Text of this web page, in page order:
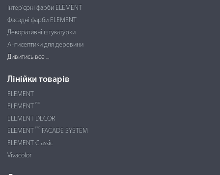
Інтер'єрні фарби ELEMENT
Фасадні фарби ELEMENT
Декоративні штукатурки
Антисептики для деревини
Дивитись все ...
Лінійки товарів
ELEMENT
ELEMENT
PRO
ELEMENT DECOR
ELEMENT
PRO
FACADE SYSTEM
ELEMENT Classic
Vivacolor